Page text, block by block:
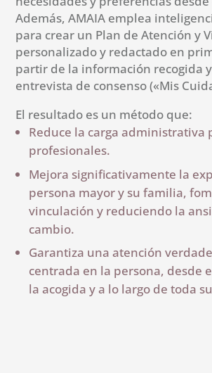
Además, AMAIA emplea
para crear un Plan de Atención y
personalizado y redactado en
partir de la información recogida
entrevista de consenso («Mis
El resultado es un método que:
Reduce la carga administrativa
profesionales.
Mejora significativamente la
persona mayor y su familia,
vinculación y reduciendo la
cambio.
Garantiza una atención
centrada en la persona, desde
la acogida y a lo largo de toda